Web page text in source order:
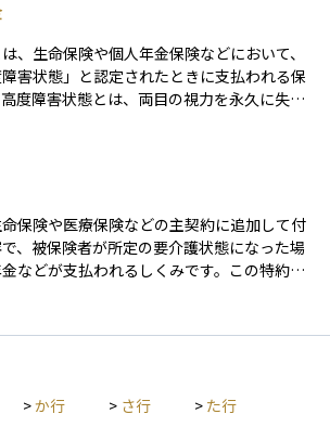
かかりません。しかし、資産規模が大きい
少ない場合には、課税対象となり、10％〜
さらに、相続税にはさまざま
度が設けられており、これらを適切に活用
抑えることが可能です。代表的な制度には
人あたり500万円まで非課税 - 債務控除：被
通夜・葬儀などにかかった費用は、相続財
者には配偶者の税額軽
たは法定相続分まで非課税）が認められて
きく変動するため、生前からの対策が非常
ーズな資産承継を実現するための鍵となりま
、生命保険や個人年金保険などにおいて、
害状態」と認定されたときに支払われる保
度障害状態とは、両目の視力を永久に失っ
保障が受けられる仕組みです。受け取った
介護費用、生活資金に活用されることが多
害に備えるための大切な保障の一つとなっ
保険や医療保険などの主契約に追加して付
、被保険者が所定の要介護状態になった場
などが支払われるしくみです。この特約を
険会社ごとに要介護状態の
中で、老後の安心を確保するための備えとし
>か行 > さ行 > た行